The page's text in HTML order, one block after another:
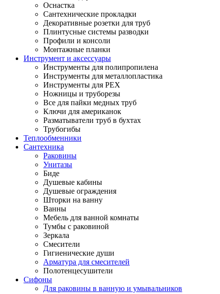
Оснастка
Сантехнические прокладки
Декоративные розетки для труб
Плинтусные системы разводки
Профили и консоли
Монтажные планки
Инструмент и аксессуары
Инструменты для полипропилена
Инструменты для металлопластика
Инструменты для PEX
Ножницы и труборезы
Все для пайки медных труб
Ключи для американок
Разматыватели труб в бухтах
Трубогибы
Теплообменники
Сантехника
Раковины
Унитазы
Биде
Душевые кабины
Душевые ограждения
Шторки на ванну
Ванны
Мебель для ванной комнаты
Тумбы с раковиной
Зеркала
Смесители
Гигиенические души
Арматура для смесителей
Полотенцесушители
Сифоны
Для раковины в ванную и умывальников